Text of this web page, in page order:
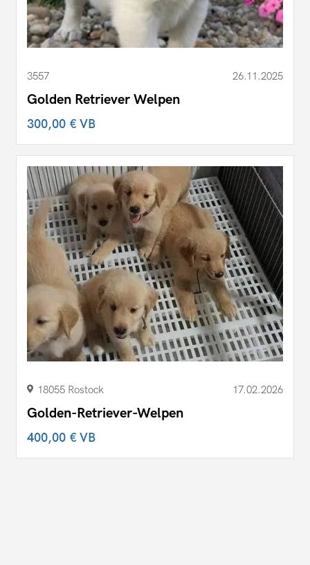
3557 26.11.2025
Golden Retriever Welpen
300,00 €VB
18055 Rostock 17.02.2026
Golden-Retriever-Welpen
400,00 €VB